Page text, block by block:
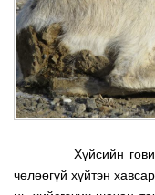
Хүйсийн
чөлөөгүй хүйтэн